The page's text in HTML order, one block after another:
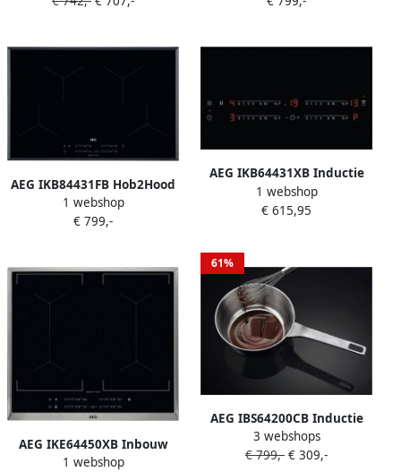
AEG IKB84431FB Hob2Hood
Inductiekookplaat
1 webshop
€ 799,-
AEG IKB64431XB Inductie
inbouwkookplaat Rvs
1 webshop
€ 615,95
AEG IKE64450XB Inbouw
inductie kookplaat
1 webshop
61%
AEG IBS64200CB Inductie
kookplaat inbouw
Panherkenning
3 webshops
€ 799,- € 309,-